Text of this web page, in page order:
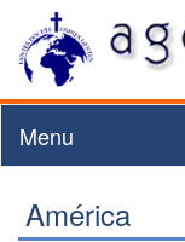
Menu
América